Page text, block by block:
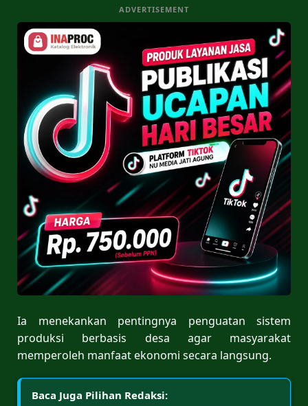
ADVERTISEMENT
Ia menekankan pentingnya penguatan sistem
produksi berbasis desa agar masyarakat
memperoleh manfaat ekonomi secara langsung.
Baca Juga Pilihan Redaksi: